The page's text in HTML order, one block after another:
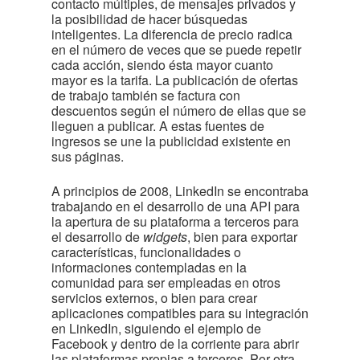
la posibilidad de hacer búsquedas
inteligentes. La diferencia de precio radica
en el número de veces que se puede repetir
cada acción, siendo ésta mayor cuanto
mayor es la tarifa. La publicación de ofertas
de trabajo también se factura con
descuentos según el número de ellas que se
lleguen a publicar. A estas fuentes de
ingresos se une la publicidad existente en
sus páginas.
A principios de 2008, LinkedIn se encontraba
trabajando en el desarrollo de una API para
la apertura de su plataforma a terceros para
el desarrollo de widgets, bien para exportar
características, funcionalidades o
informaciones contempladas en la
comunidad para ser empleadas en otros
servicios externos, o bien para crear
aplicaciones compatibles para su integración
en LinkedIn, siguiendo el ejemplo de
Facebook y dentro de la corriente para abrir